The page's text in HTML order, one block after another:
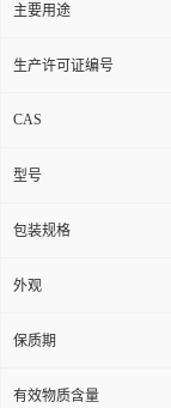
主要用途
生产许可证编号
CAS
型号
包装规格
外观
保质期
有效物质含量